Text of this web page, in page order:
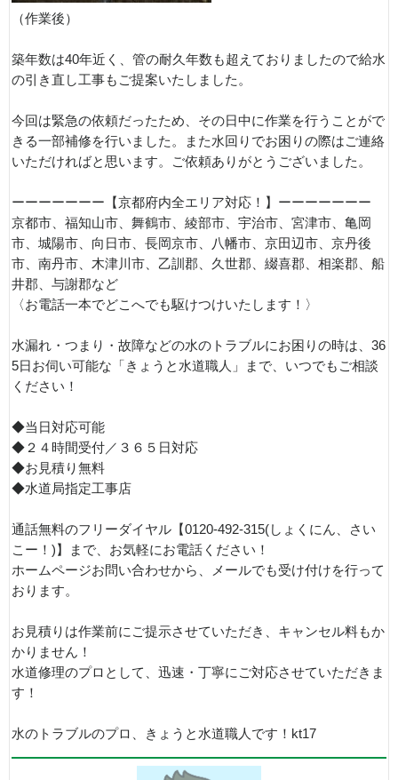
（作業後）
築年数は40年近く、管の耐久年数も超えておりましたので給水
の引き直し工事もご提案いたしました。
今回は緊急の依頼だったため、その日中に作業を行うことがで
きる一部補修を行いました。また水回りでお困りの際はご連絡
いただければと思います。ご依頼ありがとうございました。
ーーーーーーー【京都府内全エリア対応！】ーーーーーーー
京都市、福知山市、舞鶴市、綾部市、宇治市、宮津市、亀岡
市、城陽市、向日市、長岡京市、八幡市、京田辺市、京丹後
市、南丹市、木津川市、乙訓郡、久世郡、綴喜郡、相楽郡、船
井郡、与謝郡など
〈お電話一本でどこへでも駆けつけいたします！〉
水漏れ・つまり・故障などの水のトラブルにお困りの時は、36
5日お伺い可能な「きょうと水道職人」まで、いつでもご相談
ください！
◆当日対応可能
◆２４時間受付／３６５日対応
◆お見積り無料
◆水道局指定工事店
通話無料のフリーダイヤル【0120-492-315(しょくにん、さい
こー！)】まで、お気軽にお電話ください！
ホームページお問い合わせから、メールでも受け付けを行って
おります。
お見積りは作業前にご提示させていただき、キャンセル料もか
かりません！
水道修理のプロとして、迅速・丁寧にご対応させていただきま
す！
水のトラブルのプロ、きょうと水道職人です！kt17